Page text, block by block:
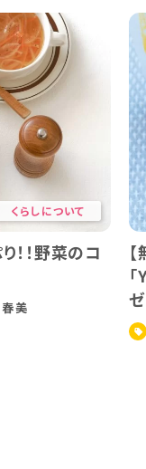
くらしについて
！！野菜のコ
美